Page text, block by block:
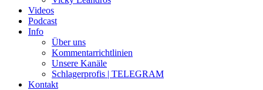
Videos
Podcast
Info
Über uns
Kommentarrichtlinien
Unsere Kanäle
Schlagerprofis | TELEGRAM
Kontakt